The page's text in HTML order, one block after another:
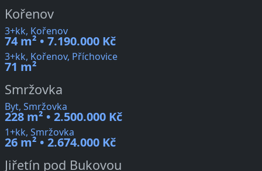
Kořenov
3+kk, Kořenov
74 m² • 7.190.000 Kč
3+kk, Kořenov, Příchovice
71 m²
Smržovka
Byt, Smržovka
228 m² • 2.500.000 Kč
1+kk, Smržovka
26 m² • 2.674.000 Kč
Jiřetín pod Bukovou